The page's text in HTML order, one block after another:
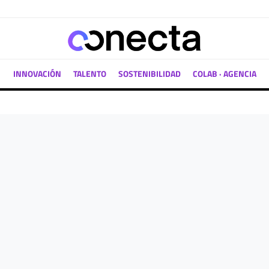
INNOVACIÓN TALENTO SOSTENIBILIDAD COLAB · AGENCIA